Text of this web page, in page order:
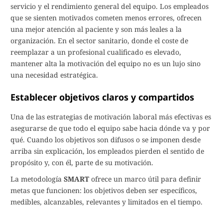
servicio y el rendimiento general del equipo. Los empleados
que se sienten motivados cometen menos errores, ofrecen
una mejor atención al paciente y son más leales a la
organización. En el sector sanitario, donde el coste de
reemplazar a un profesional cualificado es elevado,
mantener alta la motivación del equipo no es un lujo sino
una necesidad estratégica.
Establecer objetivos claros y compartidos
Una de las estrategias de motivación laboral más efectivas es
asegurarse de que todo el equipo sabe hacia dónde va y por
qué. Cuando los objetivos son difusos o se imponen desde
arriba sin explicación, los empleados pierden el sentido de
propósito y, con él, parte de su motivación.
La metodología SMART ofrece un marco útil para definir
metas que funcionen: los objetivos deben ser específicos,
medibles, alcanzables, relevantes y limitados en el tiempo.